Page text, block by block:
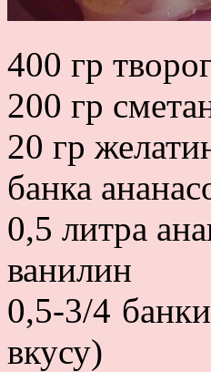
400 гр
200 гр
20 гр
банка
0,5 литра
ванилин
0,5-3/4
вкусу)